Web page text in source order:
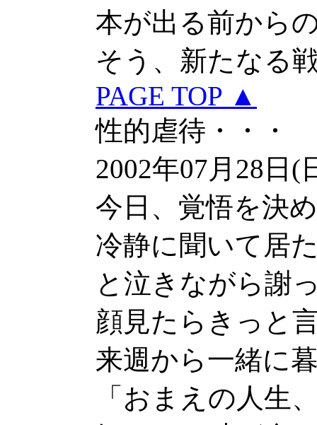
本が出る前から
そう、新たなる
PAGE TOP ▲
性的虐待・・・
2002年07月28日(
今日、覚悟を決
冷静に聞いて居
と泣きながら謝
顔見たらきっと
来週から一緒に
「おまえの人生